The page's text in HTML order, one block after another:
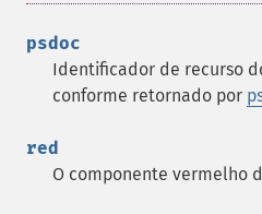
psdoc
Identificador de recurso
conforme retornado por
red
O componente vermelho